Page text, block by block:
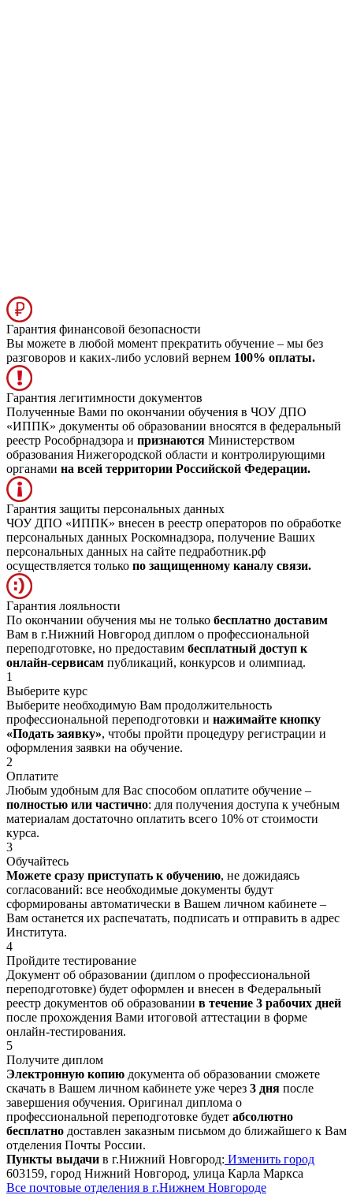
Гарантия финансовой безопасности
Вы можете в любой момент прекратить обучение – мы без
разговоров и каких-либо условий вернем 100% оплаты.
Гарантия легитимности документов
Полученные Вами по окончании обучения в ЧОУ ДПО
«ИППК» документы об образовании вносятся в федеральный
реестр Рособрнадзора и признаются Министерством
образования Нижегородской области и контролирующими
органами на всей территории Российской Федерации.
Гарантия защиты персональных данных
ЧОУ ДПО «ИППК» внесен в реестр операторов по обработке
персональных данных Роскомнадзора, получение Ваших
персональных данных на сайте педработник.рф
осуществляется только по защищенному каналу связи.
Гарантия лояльности
По окончании обучения мы не только бесплатно доставим
Вам в г.Нижний Новгород диплом о профессиональной
переподготовке, но предоставим бесплатный доступ к
онлайн-сервисам публикаций, конкурсов и олимпиад.
1
Выберите курс
Выберите необходимую Вам продолжительность
профессиональной переподготовки и нажимайте кнопку
«Подать заявку», чтобы пройти процедуру регистрации и
оформления заявки на обучение.
2
Оплатите
Любым удобным для Вас способом оплатите обучение –
полностью или частично: для получения доступа к учебным
материалам достаточно оплатить всего 10% от стоимости
курса.
3
Обучайтесь
Можете сразу приступать к обучению, не дожидаясь
согласований: все необходимые документы будут
сформированы автоматически в Вашем личном кабинете –
Вам останется их распечатать, подписать и отправить в адрес
Института.
4
Пройдите тестирование
Документ об образовании (диплом о профессиональной
переподготовке) будет оформлен и внесен в Федеральный
реестр документов об образовании в течение 3 рабочих дней
после прохождения Вами итоговой аттестации в форме
онлайн-тестирования.
5
Получите диплом
Электронную копию документа об образовании сможете
скачать в Вашем личном кабинете уже через 3 дня после
завершения обучения. Оригинал диплома о
профессиональной переподготовке будет абсолютно
бесплатно доставлен заказным письмом до ближайшего к Вам
отделения Почты России.
Пункты выдачи в г.Нижний Новгород: Изменить город
603159, город Нижний Новгород, улица Карла Маркса
Все почтовые отделения в г.Нижнем Новгороде